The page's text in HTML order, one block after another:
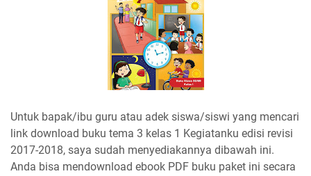
Untuk bapak/ibu guru atau adek siswa/siswi yang mencari
link download buku tema 3 kelas 1 Kegiatanku edisi revisi
2017-2018, saya sudah menyediakannya dibawah ini.
Anda bisa mendownload ebook PDF buku paket ini secara